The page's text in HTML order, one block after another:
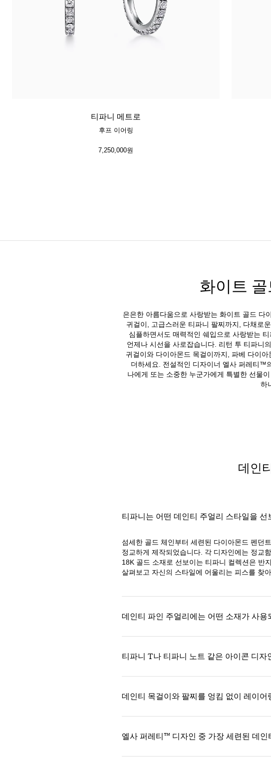
티파니 메트로
후프 이어링
7,250,000원
화이트
은은한 아름다움으로 사랑받는 화이트 골드 다
귀걸이, 고급스러운 티파니 팔찌까지, 다채로
심플하면서도 매력적인 쉐입으로 사랑받는
언제나 시선을 사로잡습니다. 리턴 투 티파니
귀걸이와 다이아몬드 목걸이까지, 파베 다이
더하세요. 전설적인 디자이너 엘사 퍼레티™
나에게 또는 소중한 누군가에게 특별한 선물
하
데인
티파니는 어떤 데인티 주얼리 스타일을 선
섬세한 골드 체인부터 세련된 다이아몬드 펜던
정교하게 제작되었습니다. 각 디자인에는 정교
18K 골드 소재로 선보이는 티파니 컬렉션은 반
살펴보고 자신의 스타일에 어울리는 피스를 찾
데인티 파인 주얼리에는 어떤 소재가 사
티파니 T나 티파니 노트 같은 아이콘 디
데인티 목걸이와 팔찌를 엉킴 없이 레이
엘사 퍼레티™ 디자인 중 가장 세련된 데인